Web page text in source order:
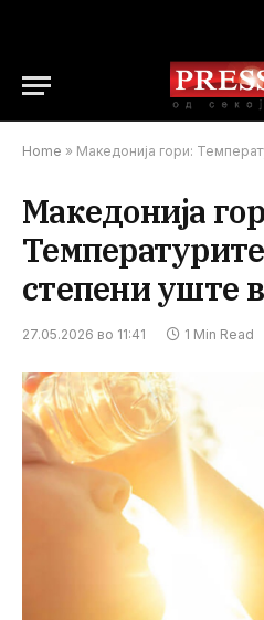
Home » Македонија гори: Температурите
Македонија
степени уште
27.05.2026 во 11:41 1 Min Read